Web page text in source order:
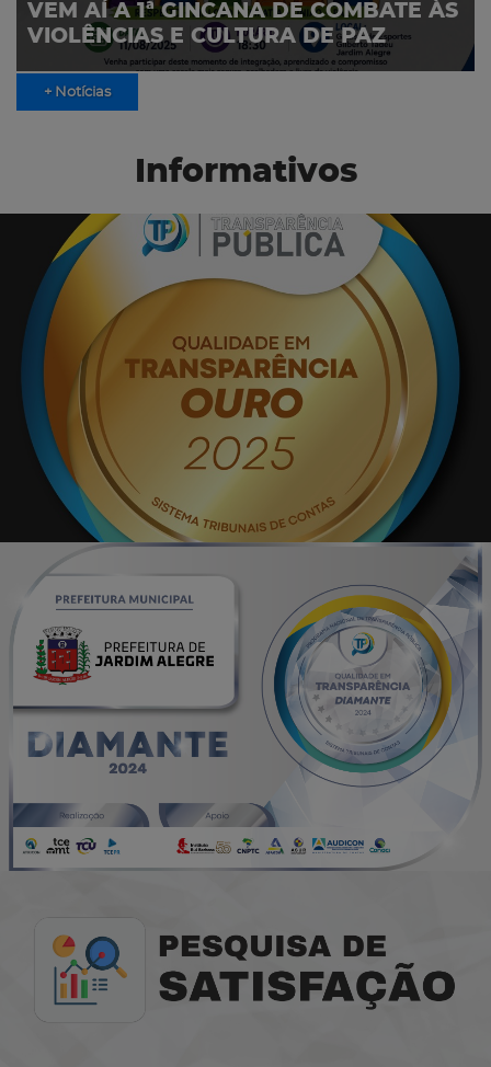
VEM AÍ A 1ª GINCANA DE COMBATE ÀS
VIOLÊNCIAS E CULTURA DE PAZ
+ Notícias
Informativos